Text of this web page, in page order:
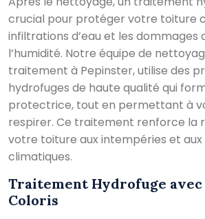
crucial pour protéger votre toiture
infiltrations d’eau et les dommages
l’humidité. Notre équipe de
traitement à Pepinster, utilise des
hydrofuges de haute qualité qui
protectrice, tout en permettant à
respirer. Ce traitement renforce la
votre toiture aux intempéries et aux
climatiques.
Traitement Hydrofuge avec
Coloris